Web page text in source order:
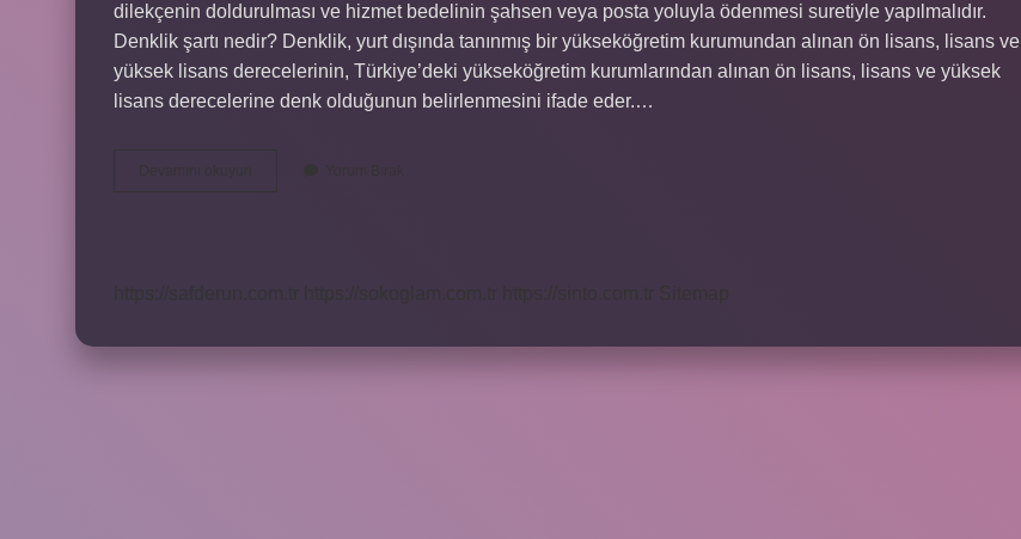
dilekçenin doldurulması ve hizmet bedelinin şahsen veya posta yoluyla ödenmesi suretiyle yapılmalıdır.
Denklik şartı nedir? Denklik, yurt dışında tanınmış bir yükseköğretim kurumundan alınan ön lisans, lisans ve
yüksek lisans derecelerinin, Türkiye’deki yükseköğretim kurumlarından alınan ön lisans, lisans ve yüksek
lisans derecelerine denk olduğunun belirlenmesini ifade eder.…